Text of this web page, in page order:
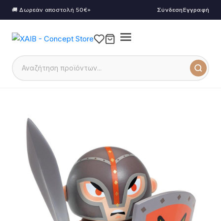
🚚 Δωρεάν αποστολή 50€+ ΣύνδεσηΕγγραφή